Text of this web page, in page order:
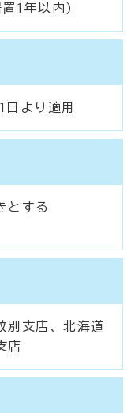
置1年以内)
より適用
とする
別支店、北海道
店